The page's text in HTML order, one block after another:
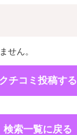
せん。
クチコミ投稿する
検索一覧に戻る